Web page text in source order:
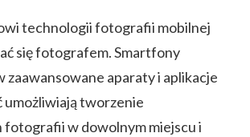
technologii fotografii mobilnej
się fotografem. Smartfony
zaawansowane aparaty i aplikacje
umożliwiają tworzenie
w dowolnym miejscu i